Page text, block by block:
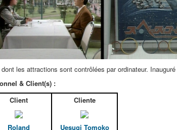
les attractions sont contrôlées par ordinateur.
& Client(s) :
Client
Roland
Cliente
Uesugi Tomoko